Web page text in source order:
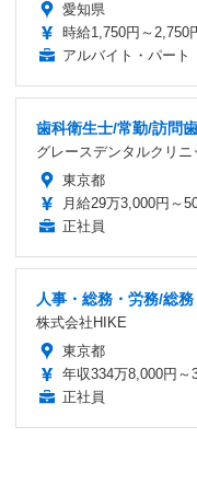
愛知県
時給1,750円～2,750
アルバイト・パート
歯科衛生士/常勤/訪問
グレースデンタルクリニ
東京都
月給29万3,000円～
正社員
人事・総務・労務/総
株式会社HIKE
東京都
年収334万8,000円～
正社員